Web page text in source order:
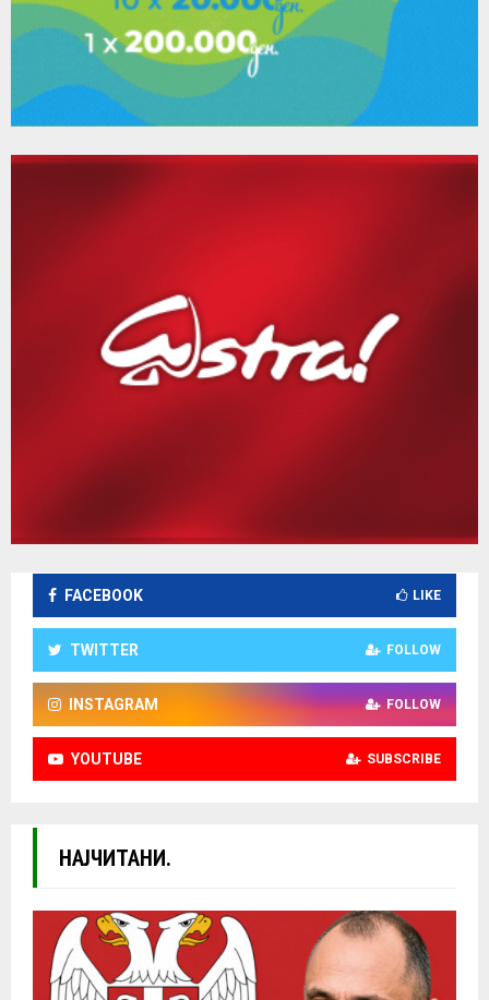
FACEBOOK LIKE
TWITTER FOLLOW
INSTAGRAM FOLLOW
YOUTUBE SUBSCRIBE
НАЈЧИТАНИ.